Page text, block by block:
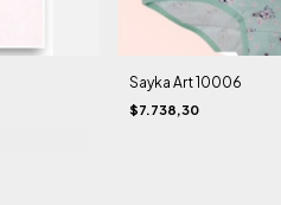
Sayka Art 10006
$7.738,30